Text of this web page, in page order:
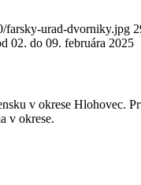
farsky-urad-dvorniky.jpg
02. do 09. februára 2025
v okrese Hlohovec.
v okrese.